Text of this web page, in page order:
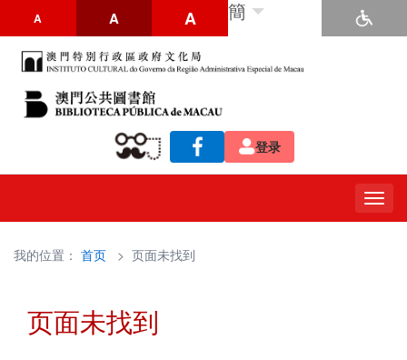
A A A 簡
登录
我的位置： 首页 > 页面未找到
页面未找到